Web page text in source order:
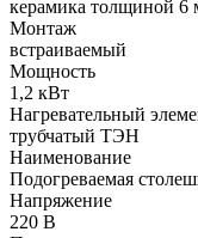
керамика толщиной 6
Монтаж
встраиваемый
Мощность
1,2 кВт
Нагревательный
трубчатый ТЭН
Наименование
Подогреваемая
Напряжение
220 В